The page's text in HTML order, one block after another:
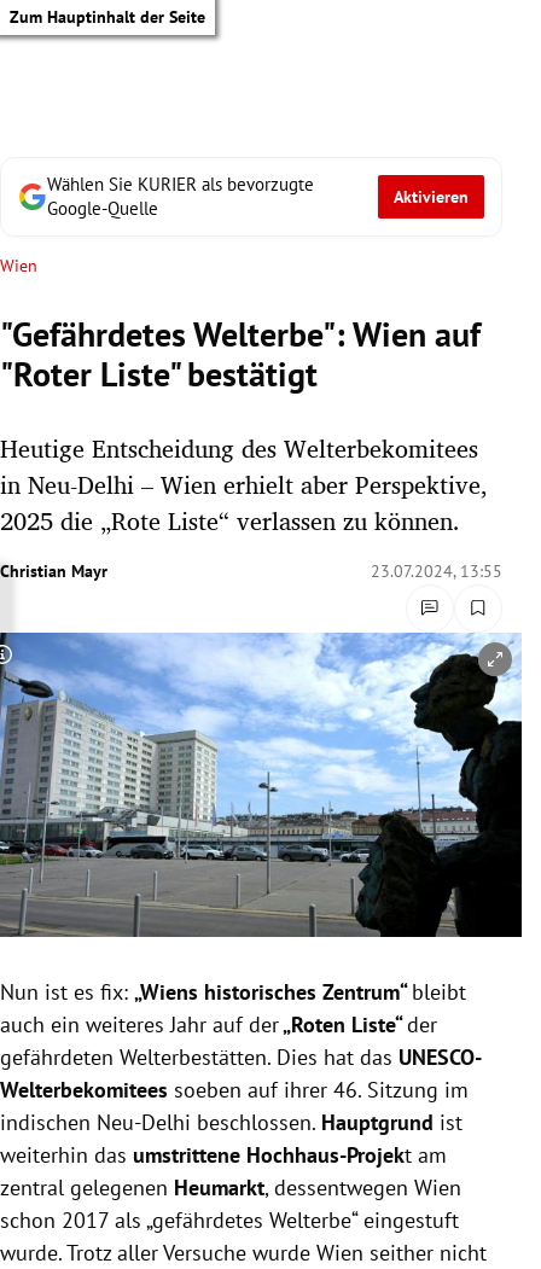
Zum Hauptinhalt der Seite
Untermenü
Untermenü
Untermenü
Untermenü
Untermenü
Untermenü
Untermenü
Untermenü
Wählen Sie KURIER als bevorzugte
Google-Quelle
Aktivieren
Wien
"Gefährdetes Welterbe": Wien auf
"Roter Liste" bestätigt
Heutige Entscheidung des Welterbekomitees
in Neu-Delhi – Wien erhielt aber Perspektive,
2025 die „Rote Liste“ verlassen zu können.
Christian Mayr 23.07.2024, 13:55
Copyright-Hinweis öffnen/schließen
Nun ist es fix: „Wiens historisches Zentrum“bleibt
auch ein weiteres Jahr auf der„Roten Liste“der
gefährdeten Welterbestätten. Dies hat das UNESCO-
Welterbekomitees soeben auf ihrer 46. Sitzung im
indischen Neu-Delhi beschlossen. Hauptgrund ist
weiterhin das umstrittene Hochhaus-Projekt am
zentral gelegenen Heumarkt, dessentwegen Wien
schon 2017 als „gefährdetes Welterbe“ eingestuft
wurde. Trotz aller Versuche wurde Wien seither nicht